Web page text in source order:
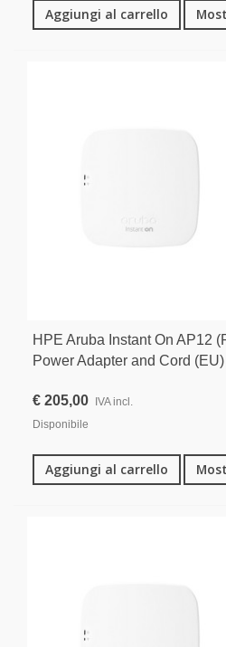
Aggiungi al carrello
HPE Aruba Instant On AP12
Power Adapter and Cord
€ 205,00
IVA incl.
Disponibile
Aggiungi al carrello